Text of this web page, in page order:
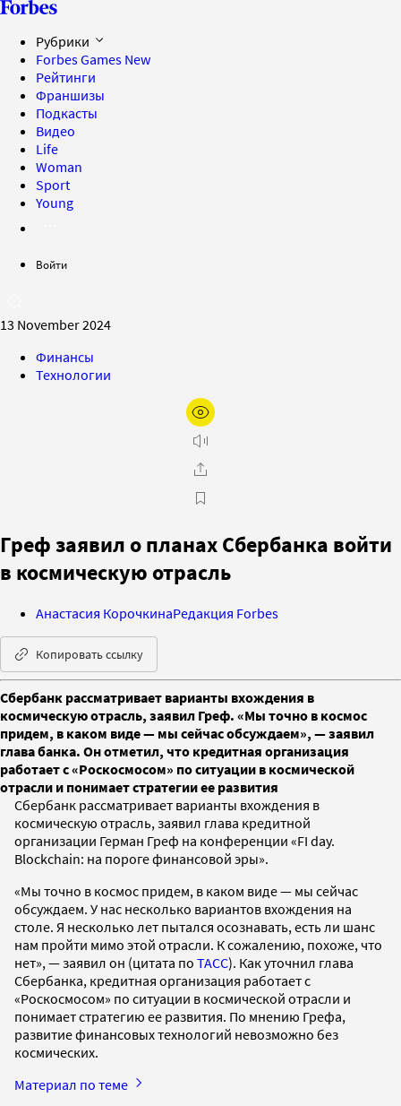
Рубрики
Forbes Games New
Рейтинги
Франшизы
Подкасты
Видео
Life
Woman
Sport
Young
Войти
13 November 2024
Финансы
Технологии
Греф заявил о планах Сбербанка войти
в космическую отрасль
Анастасия КорочкинаРедакция Forbes
Копировать ссылку
Сбербанк рассматривает варианты вхождения в
космическую отрасль, заявил Греф. «Мы точно в космос
придем, в каком виде — мы сейчас обсуждаем», — заявил
глава банка. Он отметил, что кредитная организация
работает с «Роскосмосом» по ситуации в космической
отрасли и понимает стратегии ее развития
Сбербанк рассматривает варианты вхождения в
космическую отрасль, заявил глава кредитной
организации Герман Греф на конференции «FI day.
Blockchain: на пороге финансовой эры».
«Мы точно в космос придем, в каком виде — мы сейчас
обсуждаем. У нас несколько вариантов вхождения на
столе. Я несколько лет пытался осознавать, есть ли шанс
нам пройти мимо этой отрасли. К сожалению, похоже, что
нет», — заявил он (цитата по ТАСС). Как уточнил глава
Сбербанка, кредитная организация работает с
«Роскосмосом» по ситуации в космической отрасли и
понимает стратегию ее развития. По мнению Грефа,
развитие финансовых технологий невозможно без
космических.
Материал по теме